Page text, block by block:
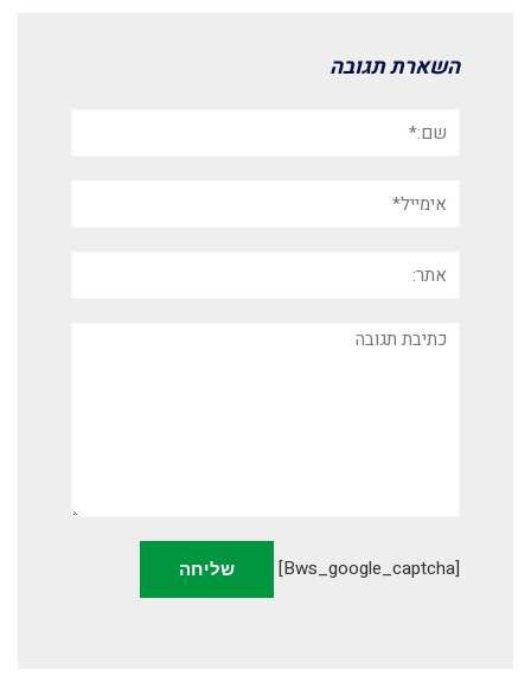
השארת תגובה
תגובה
[bws_google_captcha]